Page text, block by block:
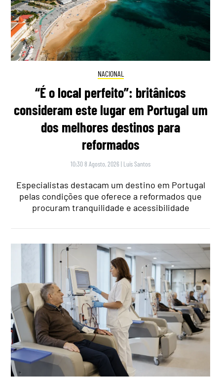
NACIONAL
“É o local perfeito”: britânicos
consideram este lugar em Portugal um
dos melhores destinos para
reformados
10:30 8 Agosto, 2026 | Luís Santos
Especialistas destacam um destino em Portugal
pelas condições que oferece a reformados que
procuram tranquilidade e acessibilidade